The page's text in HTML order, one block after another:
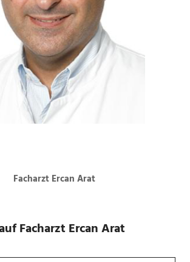
Facharzt Ercan Arat
Facharzt Ercan Arat